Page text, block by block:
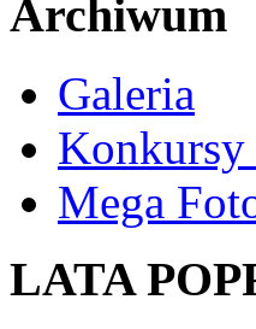
Archiwum
Galeria
Konkursy
Mega
LATA